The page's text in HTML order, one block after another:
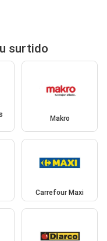
surtido
Makro
Carrefour Maxi